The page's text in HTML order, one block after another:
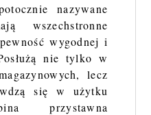
nazywane
wszechstronne
wygodnej i
nie tylko w
lecz
się w użytku
przystawna